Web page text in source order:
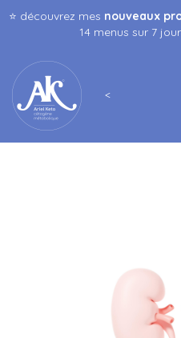
⭐️ découvrez mes nouveaux
14 menus sur 7
<